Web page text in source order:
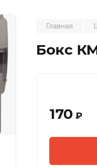
Главная
Бокс
170 ₽